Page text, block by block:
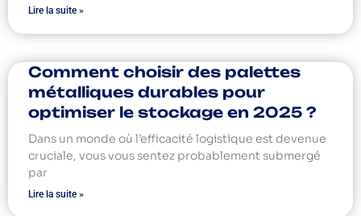
Lire la suite »
Comment choisir des palettes
métalliques durables pour
optimiser le stockage en 2025 ?
Dans un monde où l’efficacité logistique est devenue
cruciale, vous vous sentez probablement submergé
par
Lire la suite »